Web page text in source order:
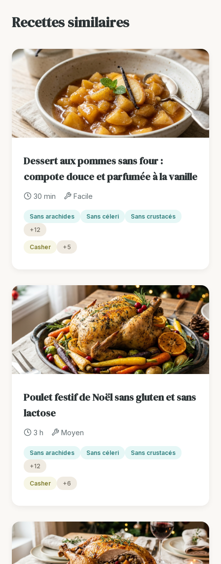
Recettes similaires
Dessert aux pommes sans four :
compote douce et parfumée à la vanille
30 min Facile
Sans arachides Sans céleri
Sans crustacés
+12
Casher +5
Poulet festif de Noël sans gluten et sans
lactose
3 h Moyen
Sans arachides Sans céleri
Sans crustacés
+12
Casher +6